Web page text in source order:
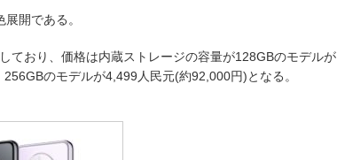
開である。
ており、価格は内蔵ストレージの容量が128GBのモデルが
のモデルが4,499人民元(約92,000円)となる。